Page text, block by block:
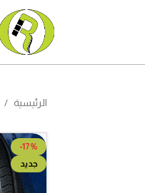
الرئيسية
-17%
جديد